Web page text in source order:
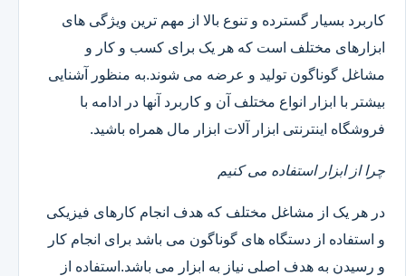
کاربرد بسیار گسترده و تنوع بالا از مهم ترین ویژگی های
ابزارهای مختلف است که هر یک برای کسب و کار و
مشاغل گوناگون تولید و عرضه می شوند.به منظور آشنایی
بیشتر با ابزار انواع مختلف آن و کاربرد آنها در ادامه با
فروشگاه اینترنتی ابزار آلات ابزار مال همراه باشید.
چرا از ابزار استفاده می کنیم
در هر یک از مشاغل مختلف که هدف انجام کارهای فیزیکی
و استفاده از دستگاه های گوناگون می باشد برای انجام کار
و رسیدن به هدف اصلی نیاز به ابزار می باشد.استفاده از